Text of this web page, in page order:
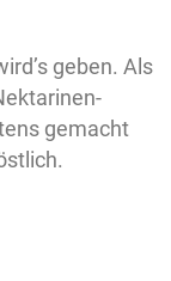
geben. Als
gemacht